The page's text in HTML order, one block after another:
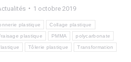
1 octobre 2019
plastique Collage plastique
plastique PMMA polycarbonate
Tôlerie plastique Transformation